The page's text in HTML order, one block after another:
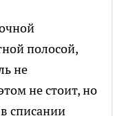
полосой,
не
не стоит, но
списании